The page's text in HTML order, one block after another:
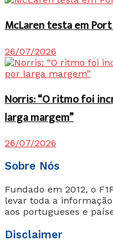
McLaren testa em
26/07/2026
Norris: “O ritmo foi
larga margem”
26/07/2026
Sobre Nós
Fundado em 2012, o
levar toda a
aos portugueses e
Disclaimer